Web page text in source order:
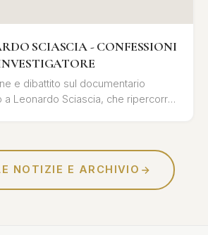
SCIASCIA - CONFESSIONI
e dibattito sul documentario
a Leonardo Sciascia, che ripercorre
NOTIZIE E ARCHIVIO